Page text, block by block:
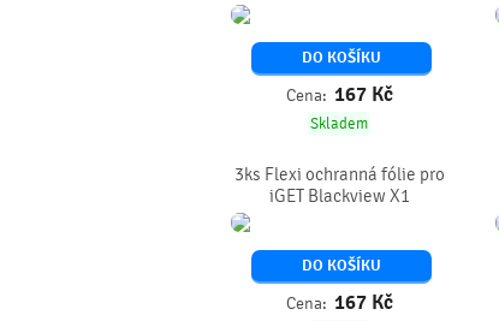
DO KOŠÍKU
Cena: 167 Kč
Skladem
3ks Flexi ochranná fólie pro
iGET Blackview X1
DO KOŠÍKU
Cena: 167 Kč